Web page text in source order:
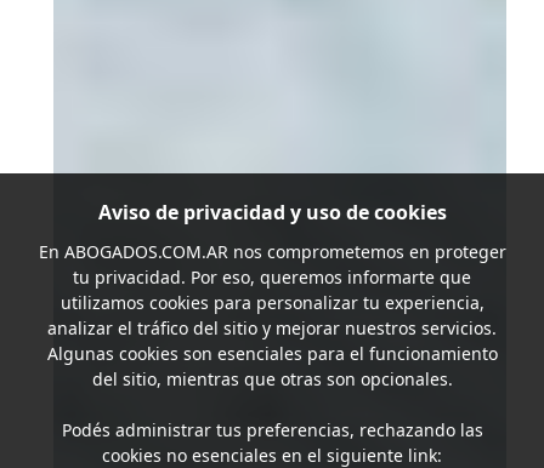
Aviso de privacidad y uso de cookies
En ABOGADOS.COM.ARnos comprometemos en proteger
tu privacidad. Por eso, queremos informarte que
utilizamos cookies para personalizar tu experiencia,
analizar el tráfico del sitio y mejorar nuestros servicios.
Algunas cookies son esenciales para el funcionamiento
del sitio, mientras que otras son opcionales.
Podés administrar tus preferencias, rechazando las
cookies no esenciales en el siguiente link: